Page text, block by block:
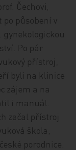
Čechovi,
po působení v
gynekologickou
Po pár
přístroj,
byli na klinice
zájem a na
i manuál.
začal přístroj
škola,
porodnice.